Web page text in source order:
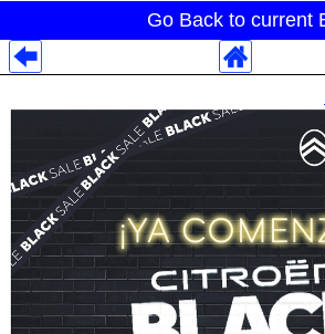
Go Back to current
Despliegues Analytics
Despliegues Totales
Despliegues por Rubros